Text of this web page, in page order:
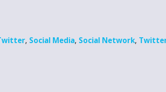
, Social Media, Social Network,